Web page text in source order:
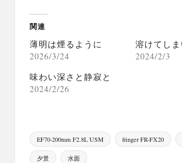
関連
薄明は煙るように
2026/3/24
溶けてし
2024/2/3
味わい深さと静寂と
2024/2/26
Tags:
EF70-200mm F2.8L USM fringer FR-FX20
夕景 水面